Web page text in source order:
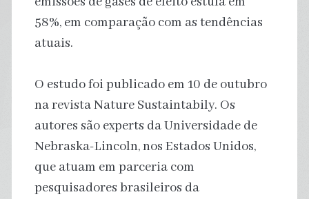
58%, em comparação com as tendências
atuais.
O estudo foi publicado em 10 de outubro
na revista Nature Sustaintabily. Os
autores são experts da Universidade de
Nebraska-Lincoln, nos Estados Unidos,
que atuam em parceria com
pesquisadores brasileiros da